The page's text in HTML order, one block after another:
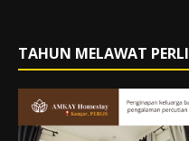
TAHUN MELAWAT